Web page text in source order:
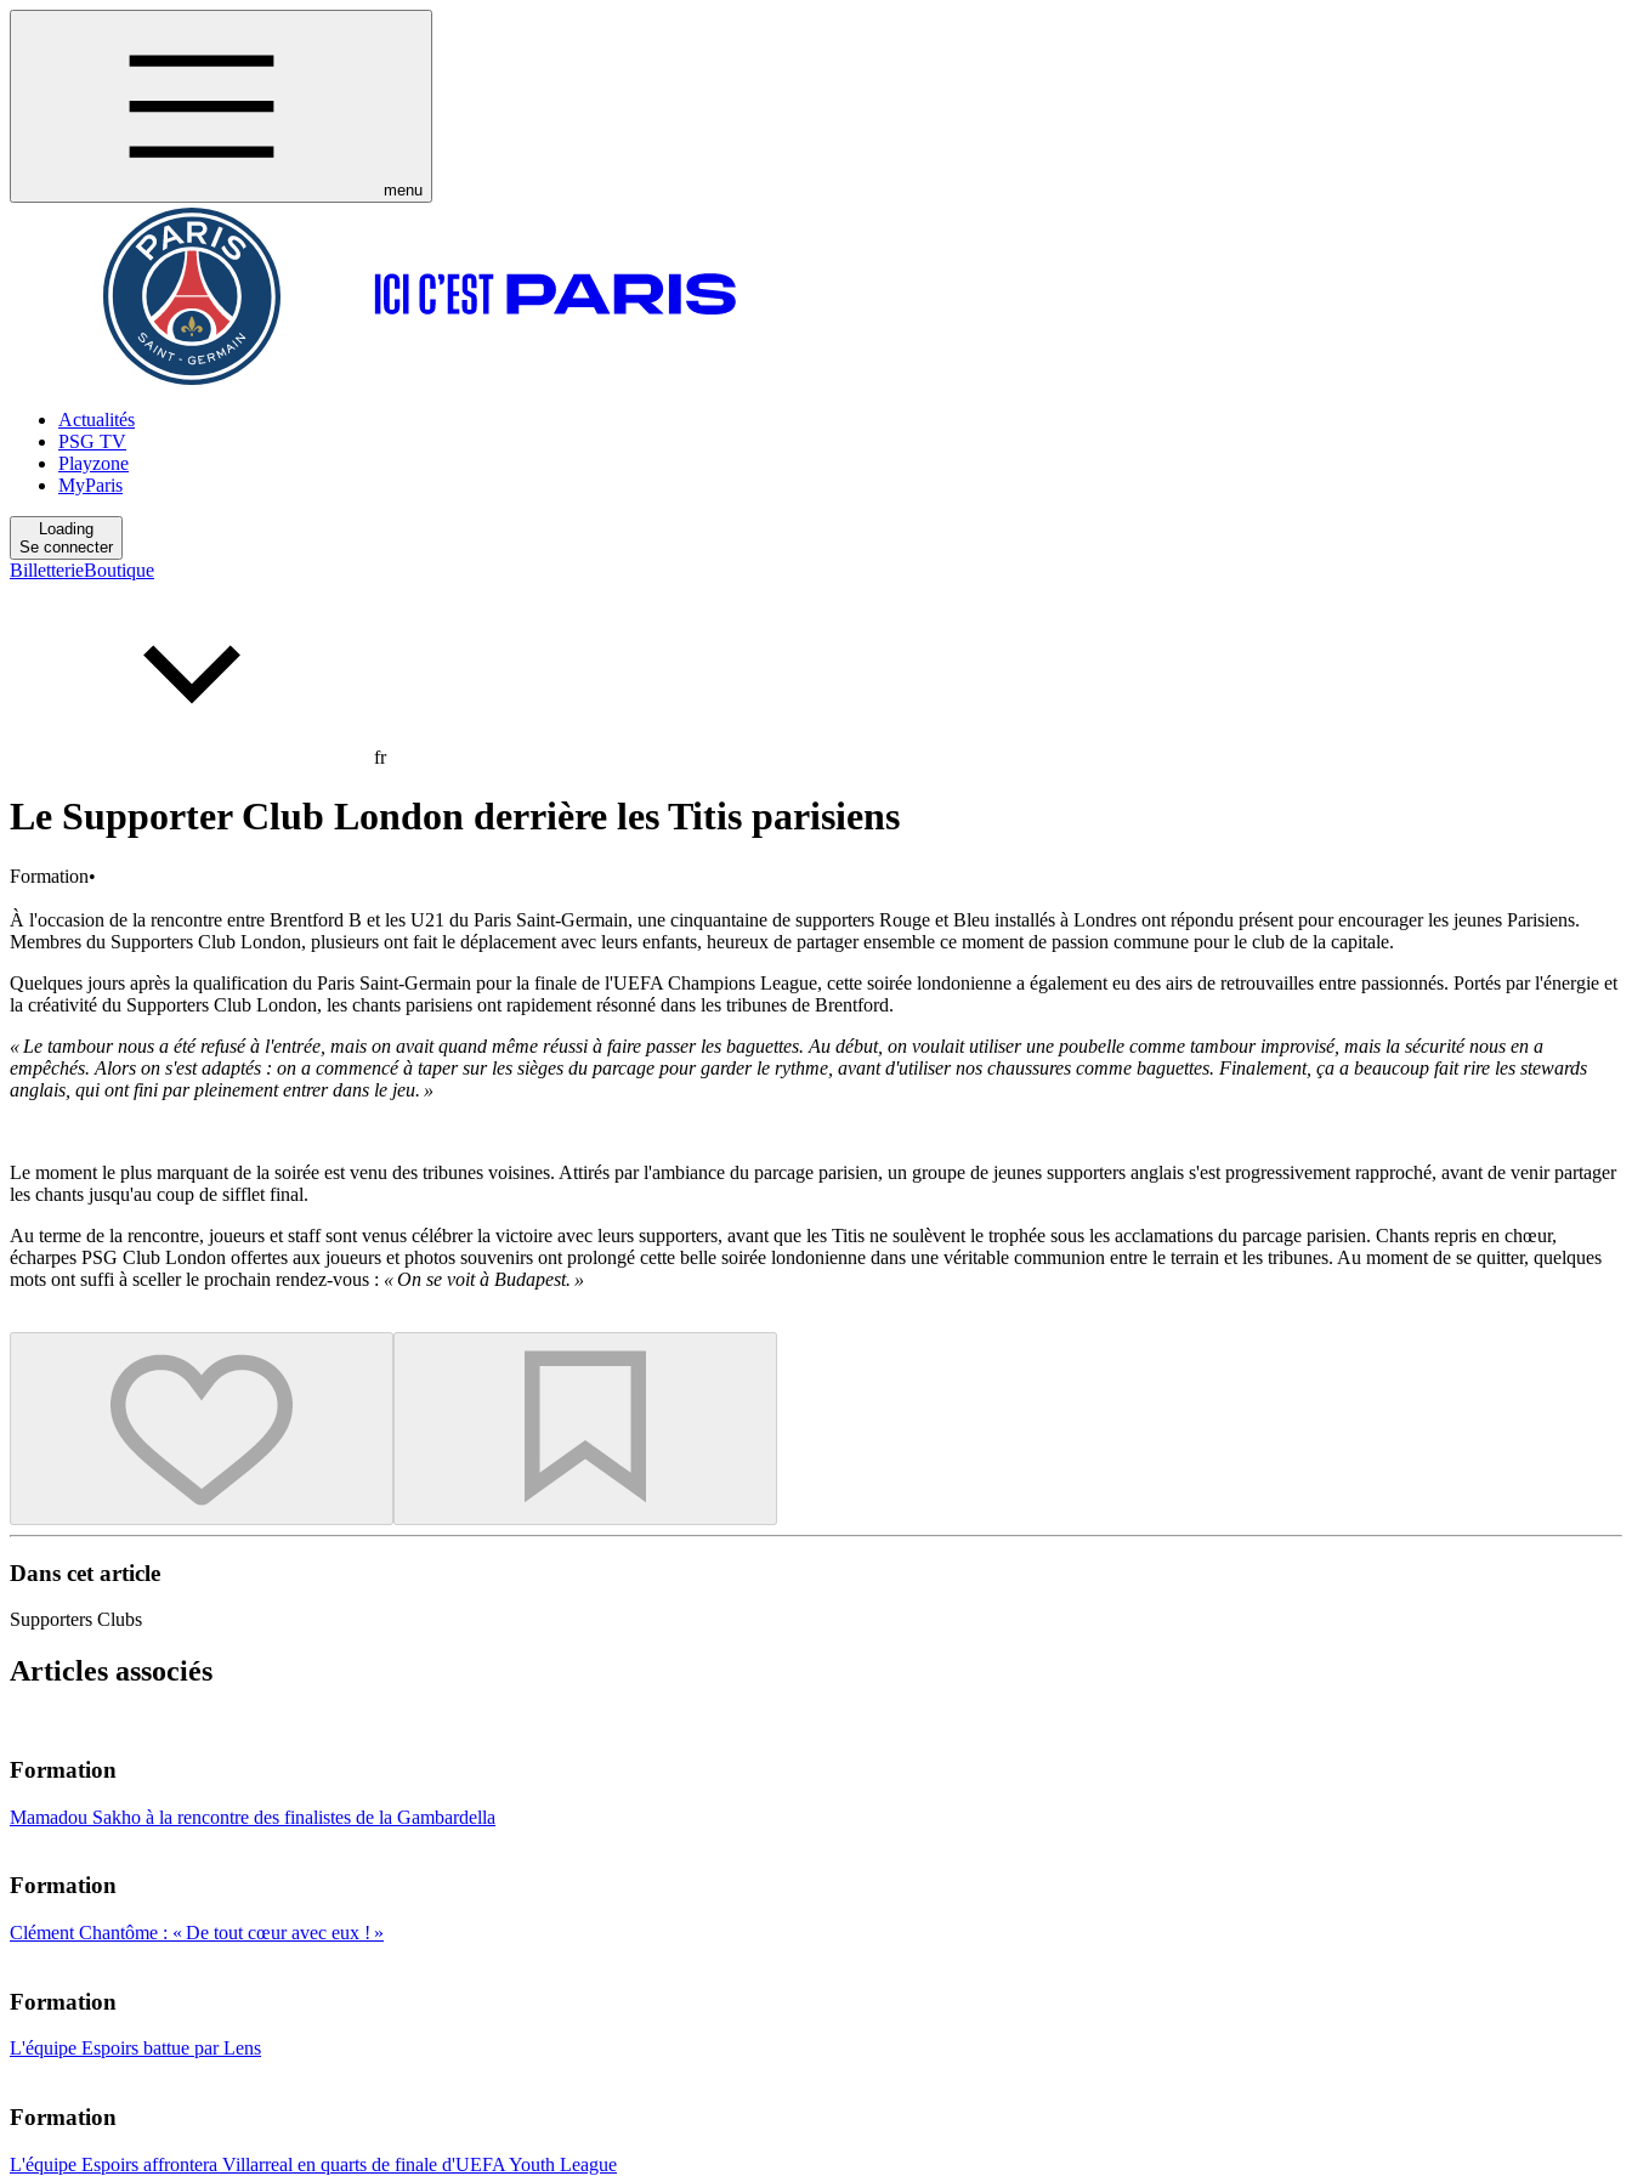
menu
Actualités
PSG TV
Playzone
MyParis
Loading
Se connecter
BilletterieBoutique
fr
Le Supporter Club London derrière les Titis parisiens
Formation•
À l'occasion de la rencontre entre Brentford B et les U21 du Paris Saint-Germain, une cinquantaine de supporters Rouge et Bleu installés à Londres ont répondu présent pour encourager les jeunes Parisiens.
Membres du Supporters Club London, plusieurs ont fait le déplacement avec leurs enfants, heureux de partager ensemble ce moment de passion commune pour le club de la capitale.
Quelques jours après la qualification du Paris Saint-Germain pour la finale de l'UEFA Champions League, cette soirée londonienne a également eu des airs de retrouvailles entre passionnés. Portés par l'énergie et
la créativité du Supporters Club London, les chants parisiens ont rapidement résonné dans les tribunes de Brentford.
« Le tambour nous a été refusé à l'entrée, mais on avait quand même réussi à faire passer les baguettes. Au début, on voulait utiliser une poubelle comme tambour improvisé, mais la sécurité nous en a
empêchés. Alors on s'est adaptés : on a commencé à taper sur les sièges du parcage pour garder le rythme, avant d'utiliser nos chaussures comme baguettes. Finalement, ça a beaucoup fait rire les stewards
anglais, qui ont fini par pleinement entrer dans le jeu. »
Le moment le plus marquant de la soirée est venu des tribunes voisines. Attirés par l'ambiance du parcage parisien, un groupe de jeunes supporters anglais s'est progressivement rapproché, avant de venir partager
les chants jusqu'au coup de sifflet final.
Au terme de la rencontre, joueurs et staff sont venus célébrer la victoire avec leurs supporters, avant que les Titis ne soulèvent le trophée sous les acclamations du parcage parisien. Chants repris en chœur,
écharpes PSG Club London offertes aux joueurs et photos souvenirs ont prolongé cette belle soirée londonienne dans une véritable communion entre le terrain et les tribunes. Au moment de se quitter, quelques
mots ont suffi à sceller le prochain rendez-vous : « On se voit à Budapest. »
Dans cet article
Supporters Clubs
Articles associés
Formation
Mamadou Sakho à la rencontre des finalistes de la Gambardella
Formation
Clément Chantôme : « De tout cœur avec eux ! »
Formation
L'équipe Espoirs battue par Lens
Formation
L'équipe Espoirs affrontera Villarreal en quarts de finale d'UEFA Youth League